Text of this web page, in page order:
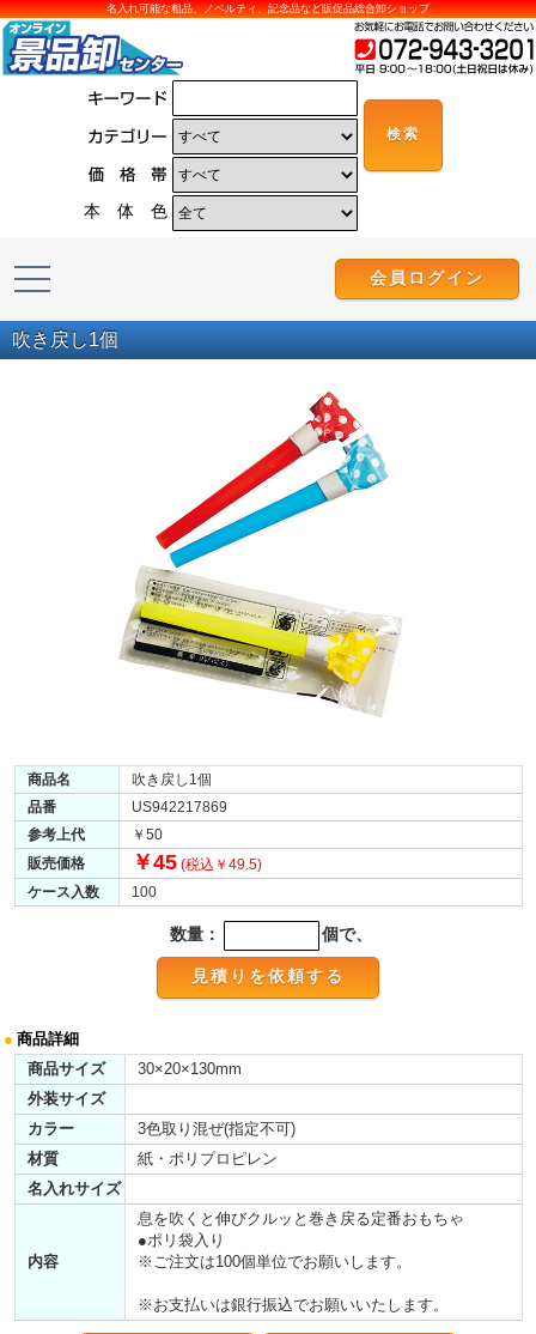
名入れ可能な粗品、ノベルティ、記念品など販促品総合卸ショップ
本 体 色
会員ログイン
吹き戻し1個
商品名
吹き戻し1個
品番
US942217869
参考上代
￥50
販売価格
￥45 (税込￥49.5)
ケース入数
100
数量： 個で、
● 商品詳細
商品サイズ
30×20×130mm
外装サイズ
カラー
3色取り混ぜ(指定不可)
材質
紙・ポリプロピレン
名入れサイズ
内容
息を吹くと伸びクルッと巻き戻る定番おもちゃ
●ポリ袋入り
※ご注文は100個単位でお願いします。
※お支払いは銀行振込でお願いいたします。